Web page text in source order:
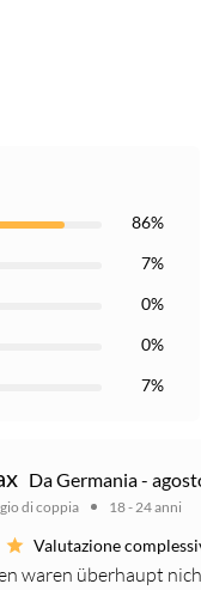
86%
7%
0%
0%
7%
Da Germania -
di coppia 18 - 24 anni
Valutazione
waren überhaupt